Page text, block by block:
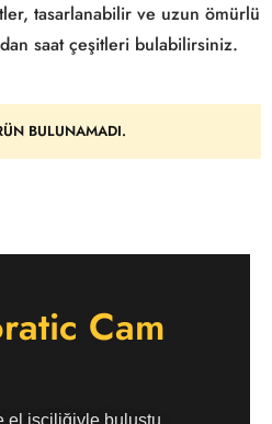
tasarlanabilir ve uzun ömürlü
saat çeşitleri bulabilirsiniz.
BULUNAMADI.
Cam
el işçiliğiyle buluştu.